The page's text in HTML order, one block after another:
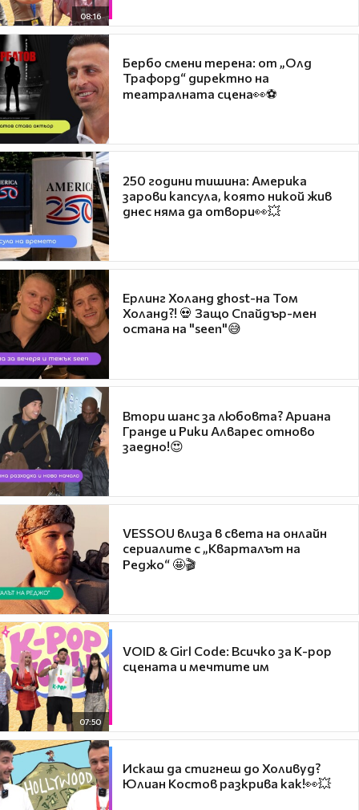
08:16
Бербо смени терена: от „Олд
Трафорд“ директно на
театралната сцена👀⚽
250 години тишина: Америка
зарови капсула, която никой жив
днес няма да отвори👀💥
Ерлинг Холанд ghost-на Том
Холанд?! 💀 Защо Спайдър-мен
остана на "seen"😅
Втори шанс за любовта? Ариана
Гранде и Рики Алварес отново
заедно!😍
VESSOU влиза в света на онлайн
сериалите с „Кварталът на
Реджо“ 🤩🎬
07:50
VOID & Girl Code: Всичко за K-pop
сцената и мечтите им
Искаш да стигнеш до Холивуд?
Юлиан Костов разкрива как!👀💥